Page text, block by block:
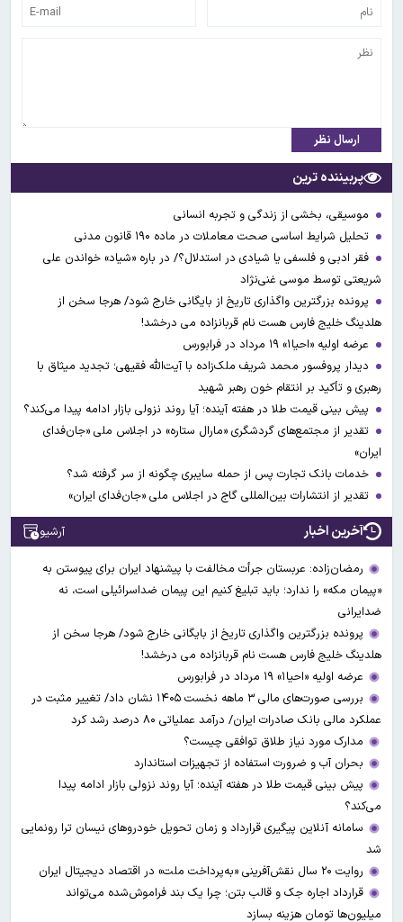
ارسال نظر
پربیننده ترین
موسیقی، بخشی از زندگی و تجربه انسانی
تحلیل شرایط اساسی صحت معاملات در ماده ۱۹۰ قانون مدنی
فقر ادبی و فلسفی یا شیادی در استدلال؟/ در باره «شیاد» خواندن علی
شریعتی توسط موسی غنی‌نژاد
پرونده بزرگترین واگذاری تاریخ از بایگانی خارج شود/ هرجا سخن از
هلدینگ خلیج فارس هست نام قربانزاده می درخشد!
عرضه اولیه «احیا۱» ۱۹ مرداد در فرابورس
دیدار پروفسور محمد شریف ملک‌زاده با آیت‌الله فقیهی؛ تجدید میثاق با
رهبری و تأکید بر انتقام خون رهبر شهید
پیش بینی قیمت طلا در هفته آینده؛ آیا روند نزولی بازار ادامه پیدا می‌کند؟
تقدیر از مجتمع‌های گردشگری «مارال ستاره» در اجلاس ملی «جان‌فدای
ایران»
خدمات بانک تجارت پس از حمله سایبری چگونه از سر گرفته شد؟
تقدیر از انتشارات بین‌المللی گاج در اجلاس ملی «جان‌فدای ایران»
آخرین اخبار آرشیو
رمضان‌زاده: عربستان جرأت مخالفت با پیشنهاد ایران برای پیوستن به
«پیمان مکه» را ندارد؛ باید تبلیغ کنیم این پیمان ضداسرائیلی است، نه
ضدایرانی
پرونده بزرگترین واگذاری تاریخ از بایگانی خارج شود/ هرجا سخن از
هلدینگ خلیج فارس هست نام قربانزاده می درخشد!
عرضه اولیه «احیا۱» ۱۹ مرداد در فرابورس
بررسی صورت‌های مالی ۳ ماهه نخست ۱۴۰۵ نشان داد/ تغییر مثبت در
عملکرد مالی بانک صادرات ایران/ درآمد عملیاتی ۸۰ درصد رشد کرد
مدارک مورد نیاز طلاق توافقی چیست؟
بحران آب و ضرورت استفاده از تجهیزات استاندارد
پیش بینی قیمت طلا در هفته آینده؛ آیا روند نزولی بازار ادامه پیدا
می‌کند؟
سامانه آنلاین پیگیری قرارداد‌ و زمان تحویل خودرو‌های نیسان ترا رونمایی
شد
روایت ۲۰ سال نقش‌آفرینی «به‌پرداخت ملت» در اقتصاد دیجیتال ایران
قرارداد اجاره جک و قالب بتن؛ چرا یک بند فراموش‌شده می‌تواند
میلیون‌ها تومان هزینه بسازد